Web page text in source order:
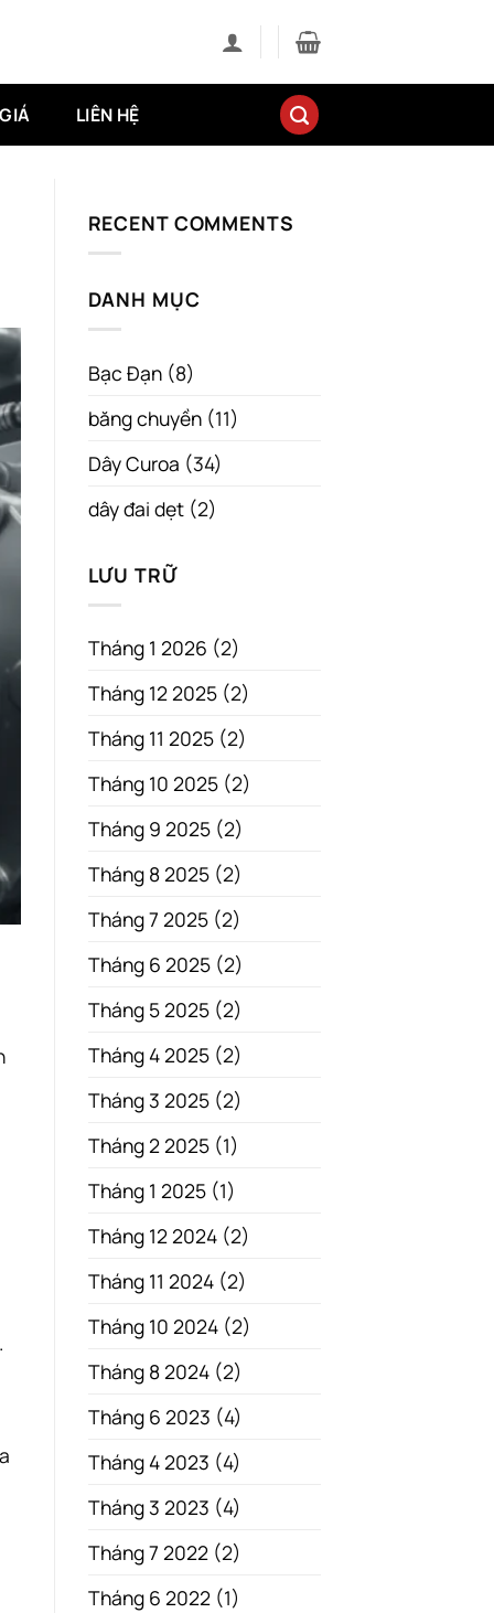
LIÊN HỆ
RECENT COMMENTS
DANH MỤC
Bạc Đạn(8)
băng chuyền(11)
Dây Curoa (34)
dây đai dẹt(2)
LƯU TRỮ
Tháng 1 2026 (2)
Tháng 12 2025(2)
Tháng 11 2025(2)
Tháng 10 2025(2)
Tháng 9 2025(2)
Tháng 8 2025(2)
Tháng 7 2025(2)
Tháng 6 2025(2)
Tháng 5 2025(2)
Tháng 4 2025(2)
Tháng 3 2025(2)
Tháng 2 2025(1)
Tháng 1 2025(1)
Tháng 12 2024(2)
Tháng 11 2024(2)
Tháng 10 2024(2)
Tháng 8 2024(2)
Tháng 6 2023 (4)
Tháng 4 2023 (4)
Tháng 3 2023 (4)
Tháng 7 2022(2)
Tháng 6 2022(1)